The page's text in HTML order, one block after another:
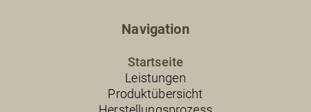
Navigation
Startseite
Leistungen
Produktübersicht